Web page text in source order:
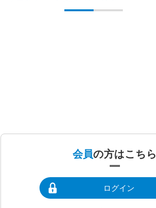
会員の方はこちら
ログイン